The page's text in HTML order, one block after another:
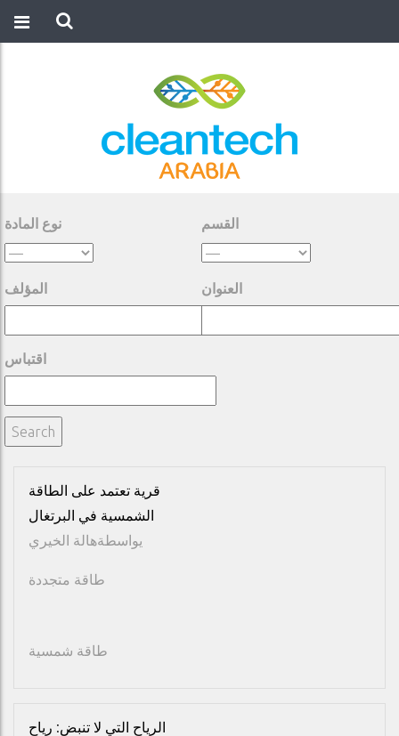
نوع المادة القسم
المؤلف العنوان
اقتباس
قرية تعتمد على الطاقة
الشمسية في البرتغال
يواسطةهالة الخيري
طاقة متجددة
طاقة شمسية
الرياح التي لا تنبض: رياح